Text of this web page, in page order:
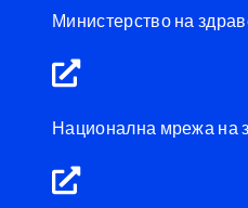
Министерство на
Национална мрежа на